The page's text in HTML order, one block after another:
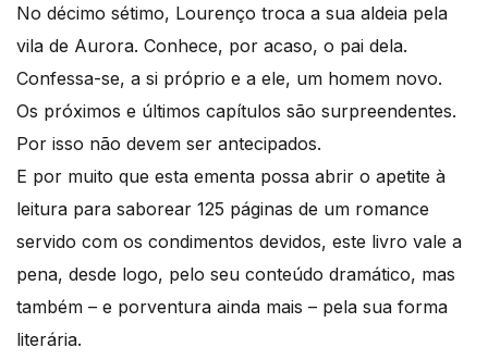
No décimo sétimo, Lourenço troca a sua aldeia pela
vila de Aurora. Conhece, por acaso, o pai dela.
Confessa-se, a si próprio e a ele, um homem novo.
Os próximos e últimos capítulos são surpreendentes.
Por isso não devem ser antecipados.
E por muito que esta ementa possa abrir o apetite à
leitura para saborear 125 páginas de um romance
servido com os condimentos devidos, este livro vale a
pena, desde logo, pelo seu conteúdo dramático, mas
também – e porventura ainda mais – pela sua forma
literária.